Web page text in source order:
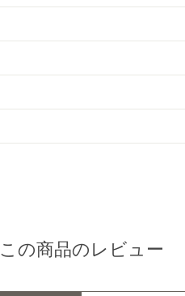
この商品のレビュー